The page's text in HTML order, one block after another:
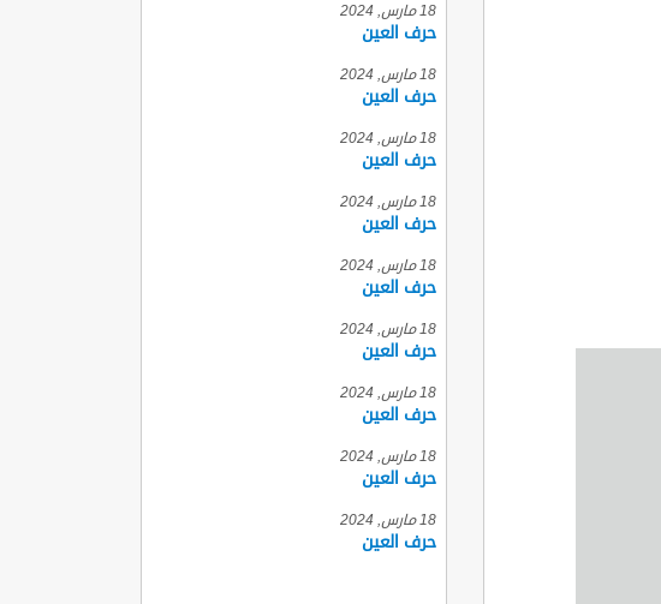
18 مارس, 2024
حرف العين
18 مارس, 2024
حرف العين
18 مارس, 2024
حرف العين
18 مارس, 2024
حرف العين
18 مارس, 2024
حرف العين
18 مارس, 2024
حرف العين
18 مارس, 2024
حرف العين
18 مارس, 2024
حرف العين
18 مارس, 2024
حرف العين